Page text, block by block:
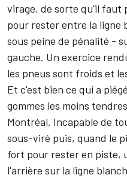
virage, de sorte qu'il faut
pour rester entre la ligne
sous peine de pénalité -
gauche. Un exercice
les pneus sont froids et
Et c'est bien ce qui a
gommes les moins
Montréal. Incapable de
sous-viré puis, quand le
fort pour rester en piste,
l'arrière sur la ligne